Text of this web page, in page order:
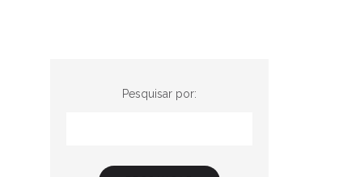
Pesquisar por: